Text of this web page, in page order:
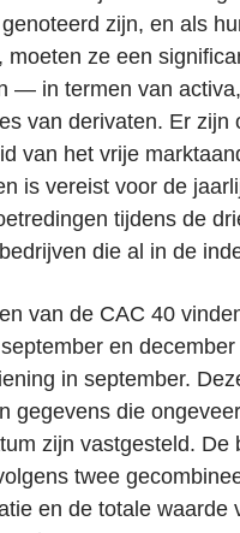
zijn, en als
moeten ze een
— in termen van
van derivaten. Er zijn
van het vrije
is vereist voor de
tijdens de
die al in de
van de CAC 40
en
in september.
gegevens die
zijn vastgesteld. De
twee
en de totale waarde